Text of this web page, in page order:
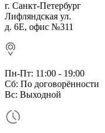
г. Санкт-Петербург
Лифляндская ул.
д. 6Е, офис №311
Пн-Пт: 11:00 - 19:00
Сб: По договорённости
Вс: Выходной